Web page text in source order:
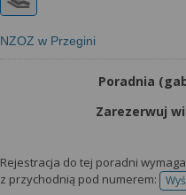
NZOZ w Przegini
Poradnia
Zarezerwuj
Rejestracja do tej poradni
z przychodnią pod numerem: